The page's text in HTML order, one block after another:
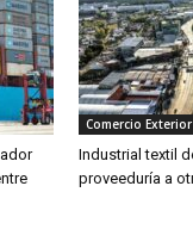
Comercio
Industrial textil
proveeduría a